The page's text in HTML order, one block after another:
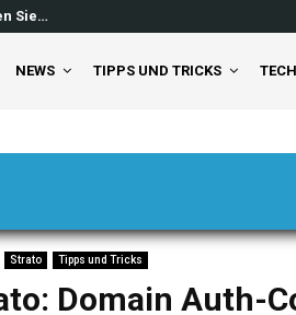
Sie…
NEWS TIPPS UND TRICKS
Strato Tipps und Tricks
Domain Auth-